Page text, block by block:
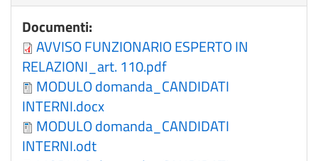
Documenti:
AVVISO FUNZIONARIO ESPERTO IN
RELAZIONI_art. 110.pdf
MODULO domanda_CANDIDATI
INTERNI.docx
MODULO domanda_CANDIDATI
INTERNI.odt